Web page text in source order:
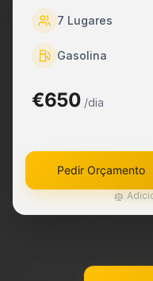
7 Lugares
Gasolina
€650 /dia
Pedir Orçamento